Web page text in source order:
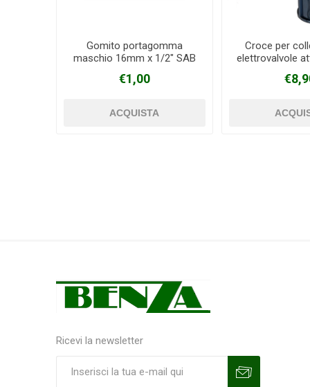
Gomito portagomma
maschio 16mm x 1/2" SAB
€1,00
Croce per
elettrovalvole
Ricevi la newsletter